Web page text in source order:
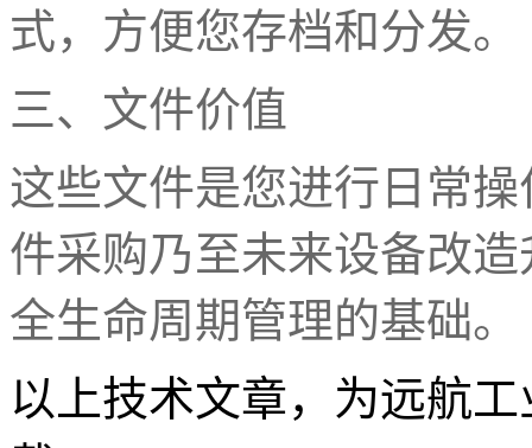
式，方便您存档和分发。
三、文件价值
这些文件是您进行日常
件采购乃至未来设备改
全生命周期管理的基础。
以上技术文章，为远航